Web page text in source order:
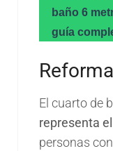
baño 6
guía
El cuarto de
representa
personas